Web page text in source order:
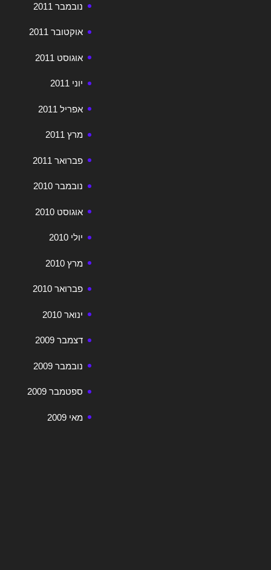
נובמבר 2011
אוקטובר 2011
אוגוסט 2011
יוני 2011
אפריל 2011
מרץ 2011
פברואר 2011
נובמבר 2010
אוגוסט 2010
יולי 2010
מרץ 2010
פברואר 2010
ינואר 2010
דצמבר 2009
נובמבר 2009
ספטמבר 2009
מאי 2009